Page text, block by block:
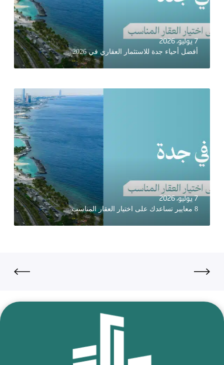
7 يوليو، 2026
أفضل أحياء جدة للاستثمار العقاري في 2026
7 يوليو، 2026
8 معايير تساعدك على اختيار العقار المناسب